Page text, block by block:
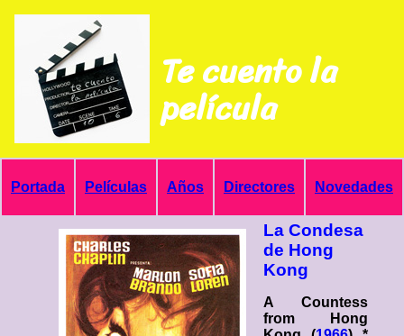
Te cuento la
película
Portada Películas Años Directores Novedades
La Condesa
de Hong
Kong
A Countess
from Hong